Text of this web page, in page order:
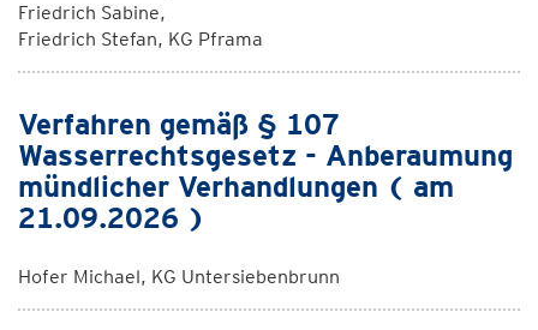
Friedrich Sabine,
Friedrich Stefan, KG Pframa
Verfahren gemäß § 107
Wasserrechtsgesetz - Anberaumung
mündlicher Verhandlungen ( am
21.09.2026 )
Hofer Michael, KG Untersiebenbrunn